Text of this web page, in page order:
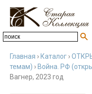
Главная › Каталог ›
темам) › Война. РФ
Вагнер, 2023 год